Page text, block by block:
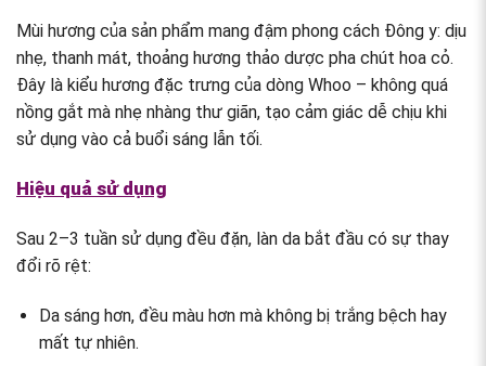
Mùi hương của sản phẩm mang đậm phong cách Đông y: dịu
nhẹ, thanh mát, thoảng hương thảo dược pha chút hoa cỏ.
Đây là kiểu hương đặc trưng của dòng Whoo – không quá
nồng gắt mà nhẹ nhàng thư giãn, tạo cảm giác dễ chịu khi
sử dụng vào cả buổi sáng lẫn tối.
Hiệu quả sử dụng
Sau 2–3 tuần sử dụng đều đặn, làn da bắt đầu có sự thay
đổi rõ rệt:
Da sáng hơn, đều màu hơn mà không bị trắng bệch hay
mất tự nhiên.